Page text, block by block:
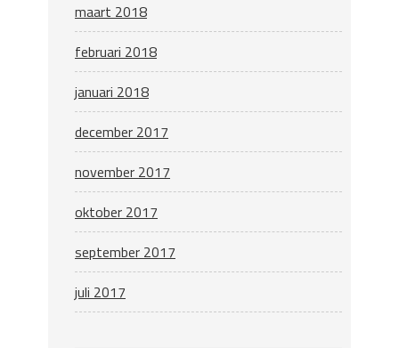
maart 2018
februari 2018
januari 2018
december 2017
november 2017
oktober 2017
september 2017
juli 2017